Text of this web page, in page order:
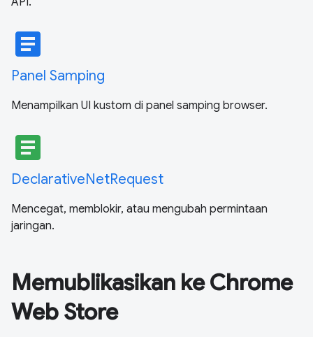
article
Panel Samping
Menampilkan UI kustom di panel samping browser.
article
DeclarativeNetRequest
Mencegat, memblokir, atau mengubah permintaan
jaringan.
Memublikasikan ke Chrome
Web Store